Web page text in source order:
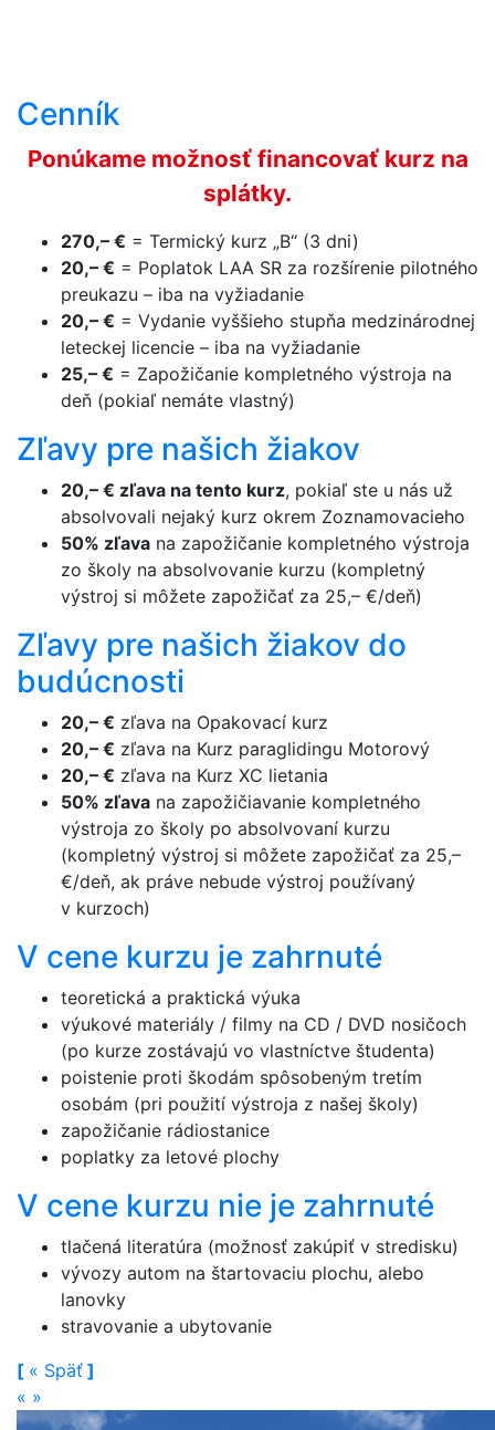
Cenník
Ponúkame možnosť financovať kurz na
splátky.
270,– € = Termický kurz „B“ (3 dni)
20,– € = Poplatok LAA SR za rozšírenie pilotného
preukazu – iba na vyžiadanie
20,– € = Vydanie vyššieho stupňa medzinárodnej
leteckej licencie – iba na vyžiadanie
25,– € = Zapožičanie kompletného výstroja na
deň (pokiaľ nemáte vlastný)
Zľavy pre našich žiakov
20,– € zľava na tento kurz, pokiaľ ste u nás už
absolvovali nejaký kurz okrem Zoznamovacieho
50% zľava na zapožičanie kompletného výstroja
zo školy na absolvovanie kurzu (kompletný
výstroj si môžete zapožičať za 25,– €/deň)
Zľavy pre našich žiakov do
budúcnosti
20,– € zľava na Opakovací kurz
20,– € zľava na Kurz paraglidingu Motorový
20,– € zľava na Kurz XC lietania
50% zľava na zapožičiavanie kompletného
výstroja zo školy po absolvovaní kurzu
(kompletný výstroj si môžete zapožičať za 25,–
€/deň, ak práve nebude výstroj používaný
v kurzoch)
V cene kurzu je zahrnuté
teoretická a praktická výuka
výukové materiály / filmy na CD / DVD nosičoch
(po kurze zostávajú vo vlastníctve študenta)
poistenie proti škodám spôsobeným tretím
osobám (pri použití výstroja z našej školy)
zapožičanie rádiostanice
poplatky za letové plochy
V cene kurzu nie je zahrnuté
tlačená literatúra (možnosť zakúpiť v stredisku)
vývozy autom na štartovaciu plochu, alebo
lanovky
stravovanie a ubytovanie
[ « Späť ]
« »